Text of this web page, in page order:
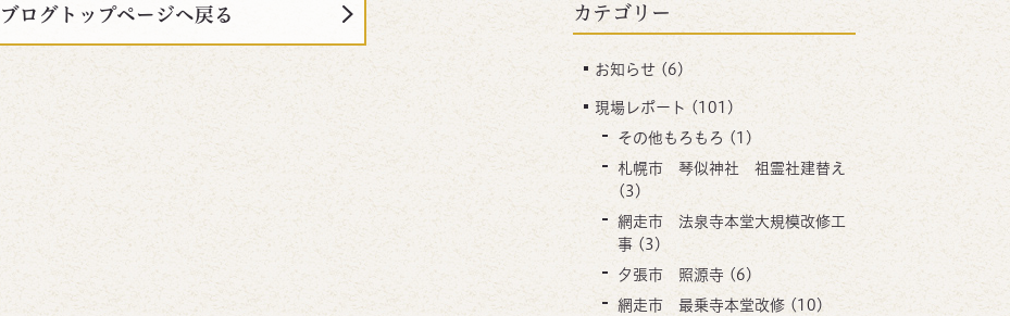
ブログトップページへ戻る カテゴリー
お知らせ (6)
現場レポート (101)
その他もろもろ (1)
札幌市 琴似神社 祖霊社建替え
(3)
網走市 法泉寺本堂大規模改修工
事 (3)
夕張市 照源寺 (6)
網走市 最乗寺本堂改修 (10)